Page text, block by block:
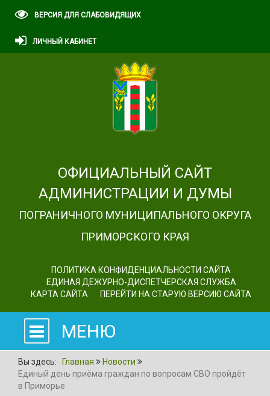
ВЕРСИЯ ДЛЯ СЛАБОВИДЯЩИХ
ЛИЧНЫЙ КАБИНЕТ
ОФИЦИАЛЬНЫЙ САЙТ
АДМИНИСТРАЦИИ И ДУМЫ
ПОГРАНИЧНОГО МУНИЦИПАЛЬНОГО ОКРУГА
ПРИМОРСКОГО КРАЯ
ПОЛИТИКА КОНФИДЕНЦИАЛЬНОСТИ САЙТА
ЕДИНАЯ ДЕЖУРНО-ДИСПЕТЧЕРСКАЯ СЛУЖБА
КАРТА САЙТА
ПЕРЕЙТИ НА СТАРУЮ ВЕРСИЮ САЙТА
МЕНЮ
Вы здесь: Главная
Новости
Единый день приёма граждан по вопросам СВО пройдёт
в Приморье